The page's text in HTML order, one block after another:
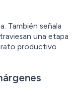
También señala
una etapa
productivo